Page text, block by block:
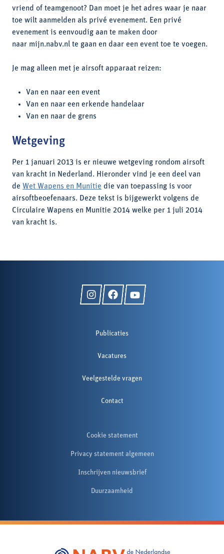
vriend of teamgenoot? Dan moet je het adres waar je naar
toe wilt aanmelden als privé evenement. Een privé
evenement is eenvoudig aan te maken door
naar mijn.nabv.nl te gaan en daar een event toe te voegen.
Je mag alleen met je airsoft apparaat reizen:
Van en naar een event
Van en naar een erkende handelaar
Van en naar de grens
Wetgeving
Per 1 januari 2013 is er nieuwe wetgeving rondom airsoft
van kracht in Nederland. Hieronder vind je een deel van
de Wet Wapens en Munitie die van toepassing is voor
airsoftbeoefenaars. Deze tekst is bijgewerkt volgens de
Circulaire Wapens en Munitie 2014 welke per 1 juli 2014
van kracht is.
Publicaties
Vacatures
Veelgestelde vragen
Contact
Cookie statement
Privacy statement algemeen
Inschrijven nieuwsbrief
Duurzaamheid